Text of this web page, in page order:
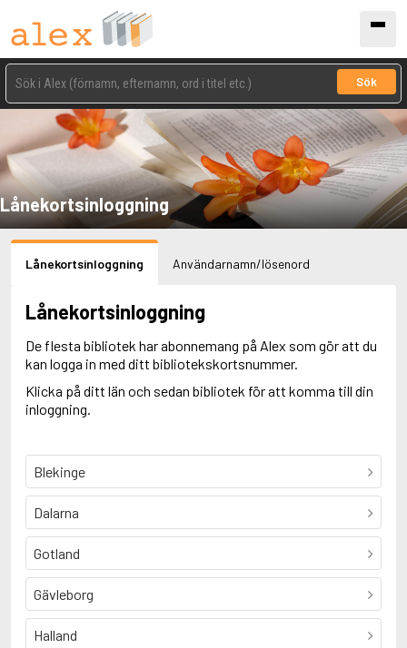
Sök
Lånekortsinloggning
Lånekortsinloggning Användarnamn/lösenord
Lånekortsinloggning
De flesta bibliotek har abonnemang på Alex som gör att du
kan logga in med ditt bibliotekskortsnummer.
Klicka på ditt län och sedan bibliotek för att komma till din
inloggning.
Blekinge
Dalarna
Gotland
Gävleborg
Halland